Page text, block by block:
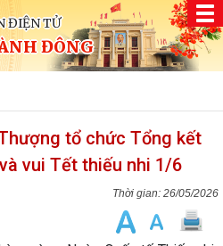
ĐIỆN TỬ
ĐÔNG
tổ chức Tổng kết
vui Tết thiếu nhi 1/6
26/05/2026